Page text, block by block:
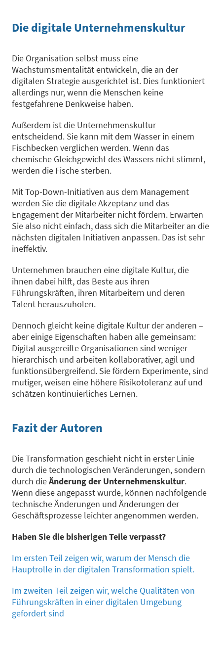
Die digitale Unternehmenskultur
Die Organisation selbst muss eine
Wachstumsmentalität entwickeln, die an der
digitalen Strategie ausgerichtet ist. Dies funktioniert
allerdings nur, wenn die Menschen keine
festgefahrene Denkweise haben.
Außerdem ist die Unternehmenskultur
entscheidend. Sie kann mit dem Wasser in einem
Fischbecken verglichen werden. Wenn das
chemische Gleichgewicht des Wassers nicht stimmt,
werden die Fische sterben.
Mit Top-Down-Initiativen aus dem Management
werden Sie die digitale Akzeptanz und das
Engagement der Mitarbeiter nicht fördern. Erwarten
Sie also nicht einfach, dass sich die Mitarbeiter an die
nächsten digitalen Initiativen anpassen. Das ist sehr
ineffektiv.
Unternehmen brauchen eine digitale Kultur, die
ihnen dabei hilft, das Beste aus ihren
Führungskräften, ihren Mitarbeitern und deren
Talent herauszuholen.
Dennoch gleicht keine digitale Kultur der anderen –
aber einige Eigenschaften haben alle gemeinsam:
Digital ausgereifte Organisationen sind weniger
hierarchisch und arbeiten kollaborativer, agil und
funktionsübergreifend. Sie fördern Experimente, sind
mutiger, weisen eine höhere Risikotoleranz auf und
schätzen kontinuierliches Lernen.
Fazit der Autoren
Die Transformation geschieht nicht in erster Linie
durch die technologischen Veränderungen, sondern
durch dieÄnderung der Unternehmenskultur.
Wenn diese angepasst wurde, können nachfolgende
technische Änderungen und Änderungen der
Geschäftsprozesse leichter angenommen werden.
Haben Sie die bisherigen Teile verpasst?
Im ersten Teil zeigen wir, warum der Mensch die
Hauptrolle in der digitalen Transformation spielt.
Im zweiten Teil zeigen wir, welche Qualitäten von
Führungskräften in einer digitalen Umgebung
gefordert sind